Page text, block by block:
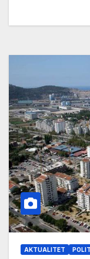
AKTUALITET